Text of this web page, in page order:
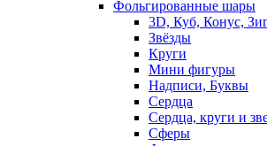
Фольгированные шары
3D, Куб, Конус,
Звёзды
Круги
Мини фигуры
Надписи, Буквы
Сердца
Сердца, круги и
Сферы